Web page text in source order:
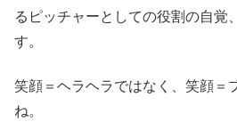
るピッチャーとしての役割の自覚
す。
笑顔＝ヘラヘラではなく、笑顔＝
ね。